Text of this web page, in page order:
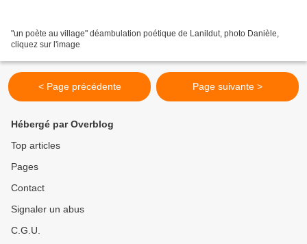
"un poète au village" déambulation poétique de Lanildut, photo Danièle,
cliquez sur l'image
< Page précédente Page suivante >
Hébergé par Overblog
Top articles
Pages
Contact
Signaler un abus
C.G.U.